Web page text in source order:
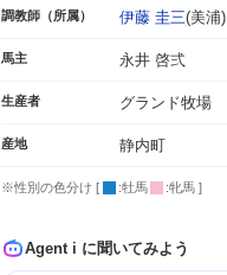
調教師（所属） 伊藤 圭三(美浦)
馬主 永井 啓弍
生産者 グランド牧場
産地 静内町
※性別の色分け [ :牡馬 :牝馬 ]
Agent i に聞いてみよう